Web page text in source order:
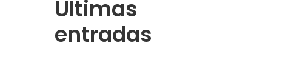
Ultimas
entradas